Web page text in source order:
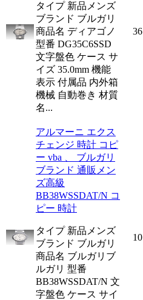
タイプ 新品メンズ
ブランド ブルガリ
商品名 ディアゴノ
型番 DG35C6SSD
文字盤色 ケース サ
イズ 35.0mm 機能
表示 付属品 内外箱
機械 自動巻き 材質
名...
36
アルマーニ エクス
チェンジ 時計 コピ
ー vba 、 ブルガリ
ブランド 通販メン
ズ高級
BB38WSSDAT/N コ
ピー 時計
タイプ 新品メンズ
ブランド ブルガリ
商品名 ブルガリブ
ルガリ 型番
BB38WSSDAT/N 文
字盤色 ケース サイ
10